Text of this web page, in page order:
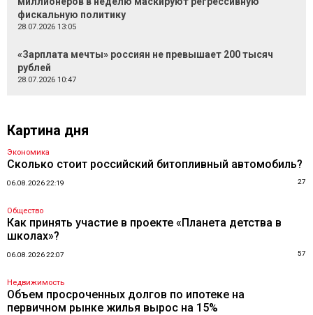
фискальную политику
28.07.2026 13:05
«Зарплата мечты» россиян не превышает 200 тысяч
рублей
28.07.2026 10:47
Картина дня
Экономика
Сколько стоит российский битопливный автомобиль?
06.08.2026 22:19 27
Общество
Как принять участие в проекте «Планета детства в
школах»?
06.08.2026 22:07 57
Недвижимость
Объем просроченных долгов по ипотеке на
первичном рынке жилья вырос на 15%